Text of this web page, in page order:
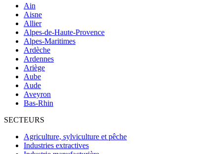
Ain
Aisne
Allier
Alpes-de-Haute-Provence
Alpes-Maritimes
Ardèche
Ardennes
Ariège
Aube
Aude
Aveyron
Bas-Rhin
SECTEURS
Agriculture, sylviculture et pêche
Industries extractives